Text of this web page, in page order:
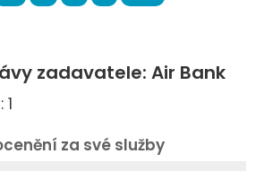
zadavatele: Air Bank
za své služby